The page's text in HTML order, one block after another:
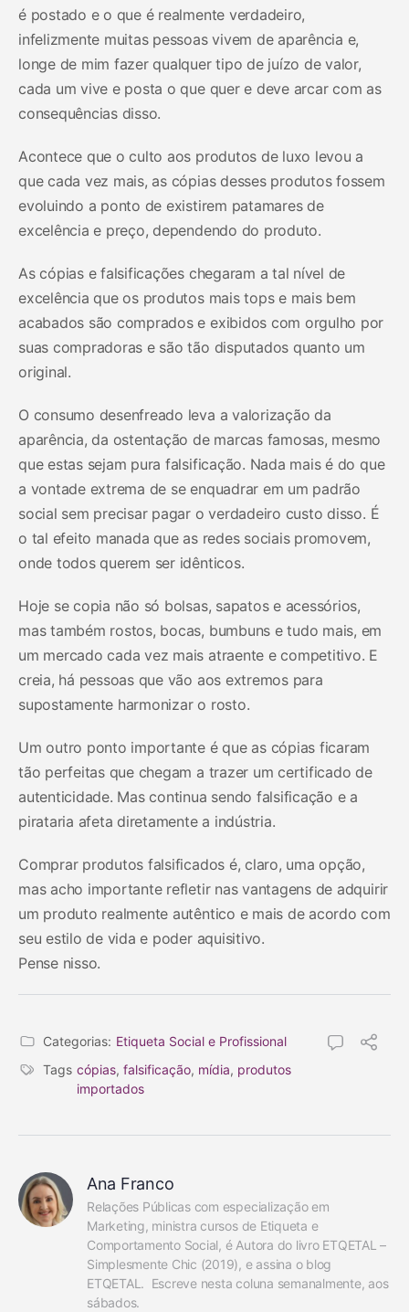
é postado e o que é realmente verdadeiro,
infelizmente muitas pessoas vivem de aparência e,
longe de mim fazer qualquer tipo de juízo de valor,
cada um vive e posta o que quer e deve arcar com as
consequências disso.
Acontece que o culto aos produtos de luxo levou a
que cada vez mais, as cópias desses produtos fossem
evoluindo a ponto de existirem patamares de
excelência e preço, dependendo do produto.
As cópias e falsificações chegaram a tal nível de
excelência que os produtos mais tops e mais bem
acabados são comprados e exibidos com orgulho por
suas compradoras e são tão disputados quanto um
original.
O consumo desenfreado leva a valorização da
aparência, da ostentação de marcas famosas, mesmo
que estas sejam pura falsificação. Nada mais é do que
a vontade extrema de se enquadrar em um padrão
social sem precisar pagar o verdadeiro custo disso. É
o tal efeito manada que as redes sociais promovem,
onde todos querem ser idênticos.
Hoje se copia não só bolsas, sapatos e acessórios,
mas também rostos, bocas, bumbuns e tudo mais, em
um mercado cada vez mais atraente e competitivo. E
creia, há pessoas que vão aos extremos para
supostamente harmonizar o rosto.
Um outro ponto importante é que as cópias ficaram
tão perfeitas que chegam a trazer um certificado de
autenticidade. Mas continua sendo falsificação e a
pirataria afeta diretamente a indústria.
Comprar produtos falsificados é, claro, uma opção,
mas acho importante refletir nas vantagens de adquirir
um produto realmente autêntico e mais de acordo com
seu estilo de vida e poder aquisitivo.
Pense nisso.
Categorias: Etiqueta Social e Profissional
Tags cópias, falsificação, mídia, produtos
importados
Ana Franco
Relações Públicas com especialização em
Marketing, ministra cursos de Etiqueta e
Comportamento Social, é Autora do livro ETQETAL –
Simplesmente Chic (2019), e assina o blog
ETQETAL.  Escreve nesta coluna semanalmente, aos
sábados.